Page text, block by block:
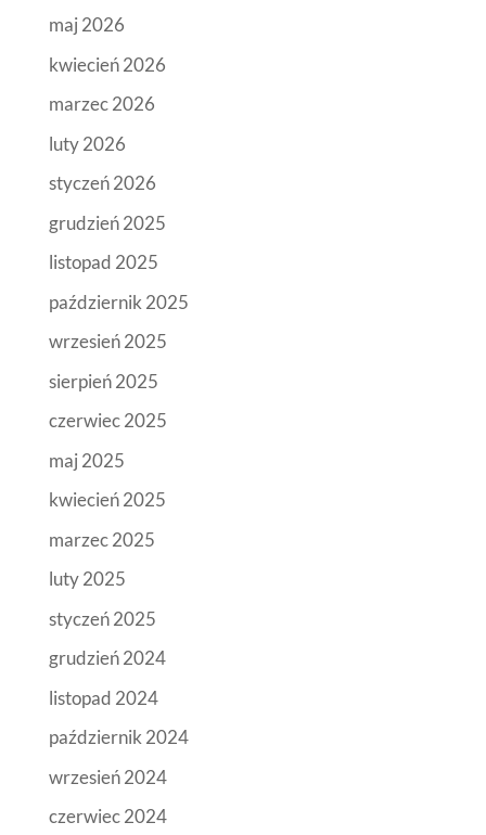
maj 2026
kwiecień 2026
marzec 2026
luty 2026
styczeń 2026
grudzień 2025
listopad 2025
październik 2025
wrzesień 2025
sierpień 2025
czerwiec 2025
maj 2025
kwiecień 2025
marzec 2025
luty 2025
styczeń 2025
grudzień 2024
listopad 2024
październik 2024
wrzesień 2024
czerwiec 2024